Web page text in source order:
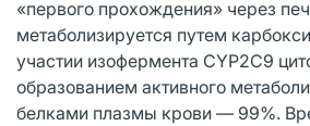
«первого прохождения» через
метаболизируется путем
участии изофермента CYP2С9
образованием активного
белками плазмы крови — 99%.